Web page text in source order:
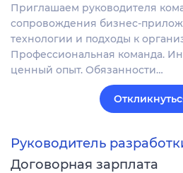
Приглашаем руководителя
сопровождения бизнес-
технологии и подходы к
Профессиональная команда.
ценный опыт. Обязанности…
Руководитель
Договорная зарплата